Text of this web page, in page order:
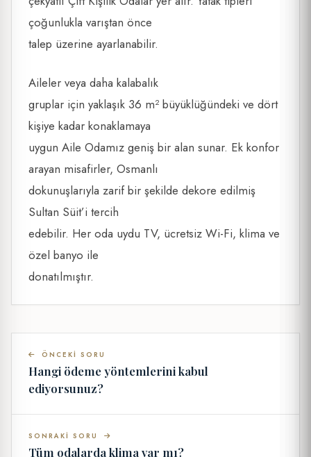
çoğunlukla varıştan önce
talep üzerine ayarlanabilir.
Aileler veya daha kalabalık
gruplar için yaklaşık 36 m² büyüklüğündeki ve dört
kişiye kadar konaklamaya
uygun Aile Odamız geniş bir alan sunar. Ek konfor
arayan misafirler, Osmanlı
dokunuşlarıyla zarif bir şekilde dekore edilmiş
Sultan Süit’i tercih
edebilir. Her oda uydu TV, ücretsiz Wi-Fi, klima ve
özel banyo ile
donatılmıştır.
ÖNCEKI SORU
Hangi ödeme yöntemlerini kabul
ediyorsunuz?
SONRAKI SORU
Tüm odalarda klima var mı?